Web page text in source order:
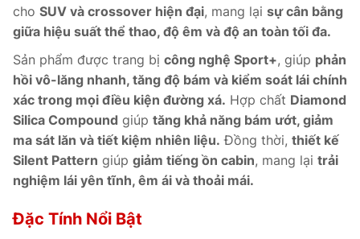
cho SUV và crossover hiện đại, mang lại sự cân bằng
giữa hiệu suất thể thao, độ êm và độ an toàn tối đa.
Sản phẩm được trang bị công nghệ Sport+, giúp phản
hồi vô-lăng nhanh, tăng độ bám và kiểm soát lái chính
xác trong mọi điều kiện đường xá. Hợp chất Diamond
Silica Compound giúp tăng khả năng bám ướt, giảm
ma sát lăn và tiết kiệm nhiên liệu. Đồng thời, thiết kế
Silent Pattern giúp giảm tiếng ồn cabin, mang lại trải
nghiệm lái yên tĩnh, êm ái và thoải mái.
Đặc Tính Nổi Bật